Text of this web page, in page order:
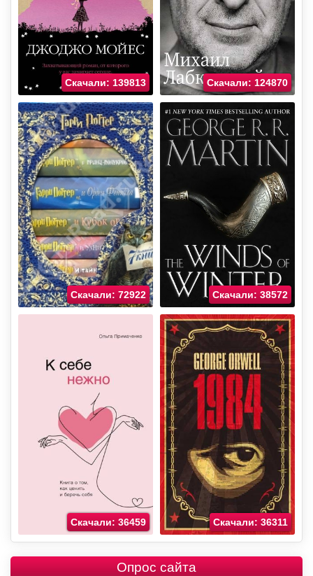
Скачали: 139813 Скачали: 124870
Скачали: 72922 Скачали: 38572
Скачали: 36459 Скачали: 36311
Опрос сайта